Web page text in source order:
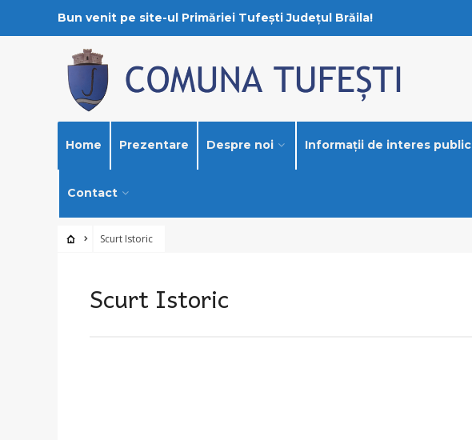
Bun venit pe site-ul Primăriei Tufești Județul Brăila!
Home Prezentare Despre noi Informații de interes public
Contact
Scurt Istoric
Scurt Istoric